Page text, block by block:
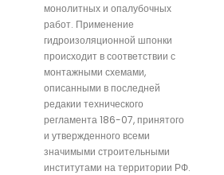
монолитных и опалубочных
работ. Применение
гидроизоляционной шпонки
происходит в соответствии с
монтажными схемами,
описанными в последней
редакии технического
регламента 186-07, принятого
и утвержденного всеми
значимыми строительными
институтами на территории РФ.